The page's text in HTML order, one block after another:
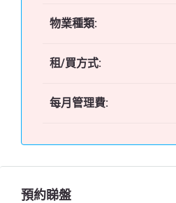
物業種類:
租/買方式:
每月管理費:
預約睇盤